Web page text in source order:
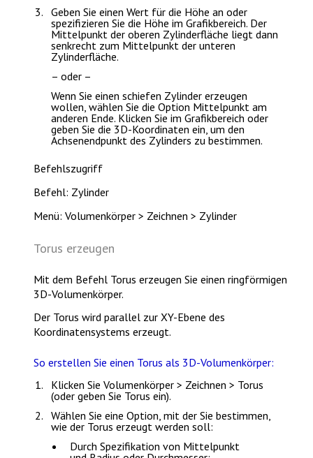
Geben Sie einen Wert für die Höhe an oder
spezifizieren Sie die Höhe im Grafikbereich. Der
Mittelpunkt der oberen Zylinderfläche liegt dann
senkrecht zum Mittelpunkt der unteren
Zylinderfläche.
– oder –
Wenn Sie einen schiefen Zylinder erzeugen
wollen, wählen Sie die Option Mittelpunkt am
anderen Ende. Klicken Sie im Grafikbereich oder
geben Sie die 3D-Koordinaten ein, um den
Achsenendpunkt des Zylinders zu bestimmen.
Befehlszugriff
Befehl: Zylinder
Menü: Volumenkörper > Zeichnen > Zylinder
Torus erzeugen
Mit dem Befehl Torus erzeugen Sie einen ringförmigen
3D-Volumenkörper.
Der Torus wird parallel zur XY-Ebene des
Koordinatensystems erzeugt.
So erstellen Sie einen Torus als 3D-Volumenkörper:
Klicken SieVolumenkörper > Zeichnen > Torus
(oder geben Sie Torus ein).
Wählen Sie eine Option, mit der Sie bestimmen,
wie der Torus erzeugt werden soll:
Durch Spezifikation von Mittelpunkt